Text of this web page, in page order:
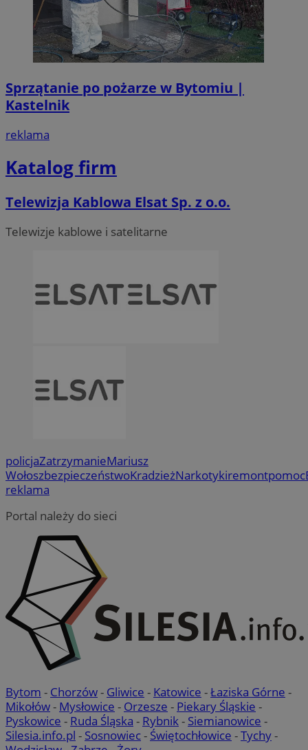
Sprzątanie po pożarze w Bytomiu |
Kastelnik
reklama
Katalog firm
Telewizja Kablowa Elsat Sp. z o.o.
Telewizje kablowe i satelitarne
policjaZatrzymanieMariusz
WołoszbezpieczeństwoKradzieżNarkotykiremontpomoc
reklama
Portal należy do sieci
Bytom - Chorzów- Gliwice - Katowice -Łaziska Górne -
Mikołów- Mysłowice - Orzesze - Piekary Śląskie -
Pyskowice - Ruda Śląska - Rybnik- Siemianowice -
Silesia.info.pl - Sosnowiec- Świętochłowice -Tychy-